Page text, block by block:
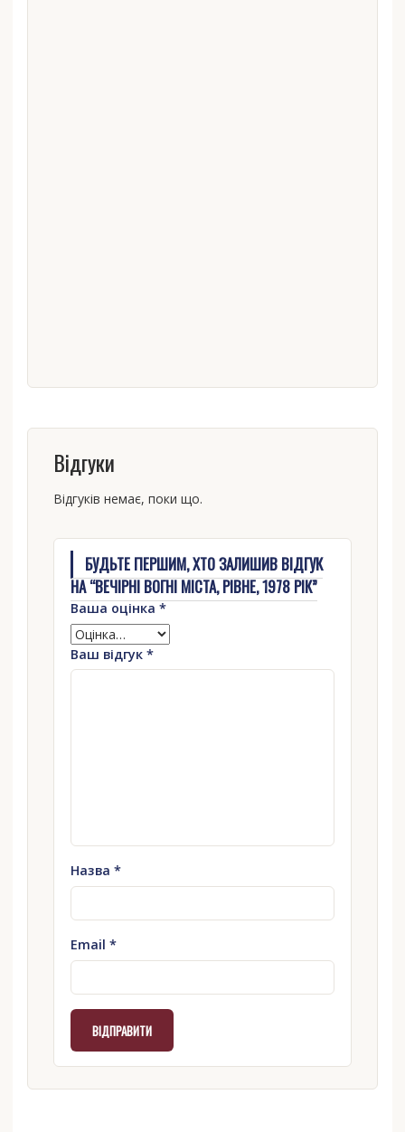
Відгуки
Відгуків немає, поки що.
БУДЬТЕ ПЕРШИМ, ХТО ЗАЛИШИВ ВІДГУК
НА “ВЕЧІРНІ ВОГНІ МІСТА, РІВНЕ, 1978 РІК”
Ваша оцінка *
Ваш відгук *
Назва *
Email *